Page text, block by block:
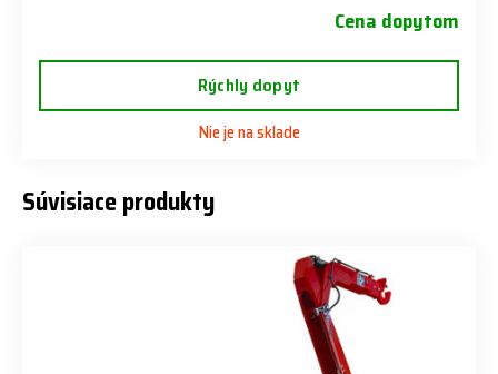
Cena dopytom
Rýchly dopyt
Nie je na sklade
Súvisiace produkty